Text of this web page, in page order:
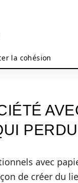
la cohésion
avec
de créer du